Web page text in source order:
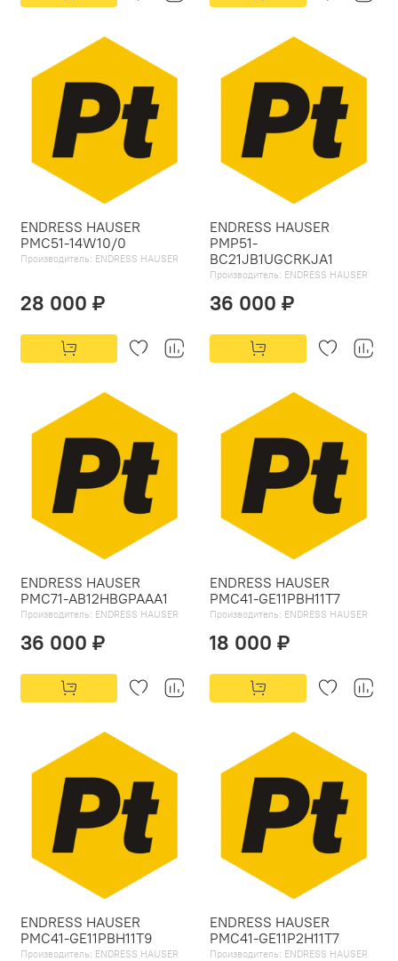
ENDRESS HAUSER
PMC51-14W10/0
Производитель: ENDRESS HAUSER
28 000 ₽
ENDRESS HAUSER
PMP51-
BC21JB1UGCRKJA1
Производитель: ENDRESS HAUSER
36 000 ₽
ENDRESS HAUSER
PMC71-AB12HBGPAAA1
Производитель: ENDRESS HAUSER
36 000 ₽
ENDRESS HAUSER
PMC41-GE11PBH11T7
Производитель: ENDRESS HAUSER
18 000 ₽
ENDRESS HAUSER
PMC41-GE11PBH11T9
Производитель: ENDRESS HAUSER
ENDRESS HAUSER
PMC41-GE11P2H11T7
Производитель: ENDRESS HAUSER